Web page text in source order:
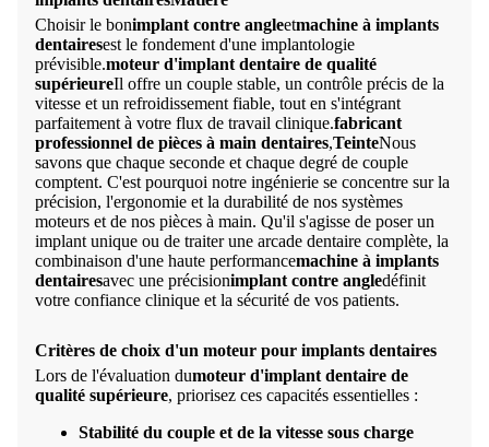
Choisir le bonimplant contre angleetmachine à implants
dentairesest le fondement d'une implantologie
prévisible.moteur d'implant dentaire de qualité
supérieureIl offre un couple stable, un contrôle précis de la
vitesse et un refroidissement fiable, tout en s'intégrant
parfaitement à votre flux de travail clinique.fabricant
professionnel de pièces à main dentaires,TeinteNous
savons que chaque seconde et chaque degré de couple
comptent. C'est pourquoi notre ingénierie se concentre sur la
précision, l'ergonomie et la durabilité de nos systèmes
moteurs et de nos pièces à main. Qu'il s'agisse de poser un
implant unique ou de traiter une arcade dentaire complète, la
combinaison d'une haute performancemachine à implants
dentairesavec une précisionimplant contre angledéfinit
votre confiance clinique et la sécurité de vos patients.
Critères de choix d'un moteur pour implants dentaires
Lors de l'évaluation dumoteur d'implant dentaire de
qualité supérieure, priorisez ces capacités essentielles :
Stabilité du couple et de la vitesse sous charge